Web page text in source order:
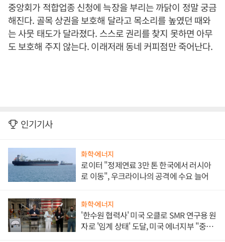
중앙회가 적합업종 신청에 늑장을 부리는 까닭이 정말 궁금
해진다. 골목 상권을 보호해 달라고 목소리를 높였던 때와
는 사뭇 태도가 달라졌다. 스스로 권리를 찾지 못하면 아무
도 보호해 주지 않는다. 이래저래 동네 커피점만 죽어난다.
인기기사
화학·에너지
로이터 "정제연료 3만 톤 한국에서 러시아
로 이동", 우크라이나의 공격에 수요 늘어
화학·에너지
'한수원 협력사' 미국 오클로 SMR 연구용 원
자로 '임계 상태' 도달, 미국 에너지부 "중요